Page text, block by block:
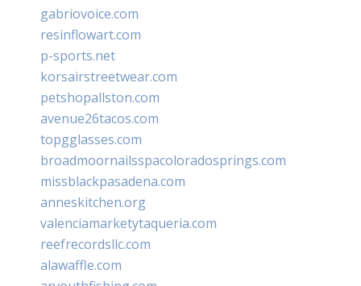
gabriovoice.com
resinflowart.com
p-sports.net
korsairstreetwear.com
petshopallston.com
avenue26tacos.com
topgglasses.com
broadmoornailsspacoloradosprings.com
missblackpasadena.com
anneskitchen.org
valenciamarketytaqueria.com
reefrecordsllc.com
alawaffle.com